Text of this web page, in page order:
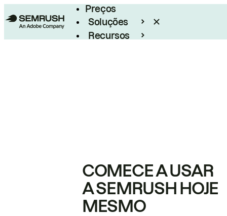
Preços
Soluções
Recursos
COMECE A USAR
A SEMRUSH HOJE
MESMO